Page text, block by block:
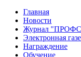
Главная
Новости
Журнал
Электронная
Награждение
Обучение